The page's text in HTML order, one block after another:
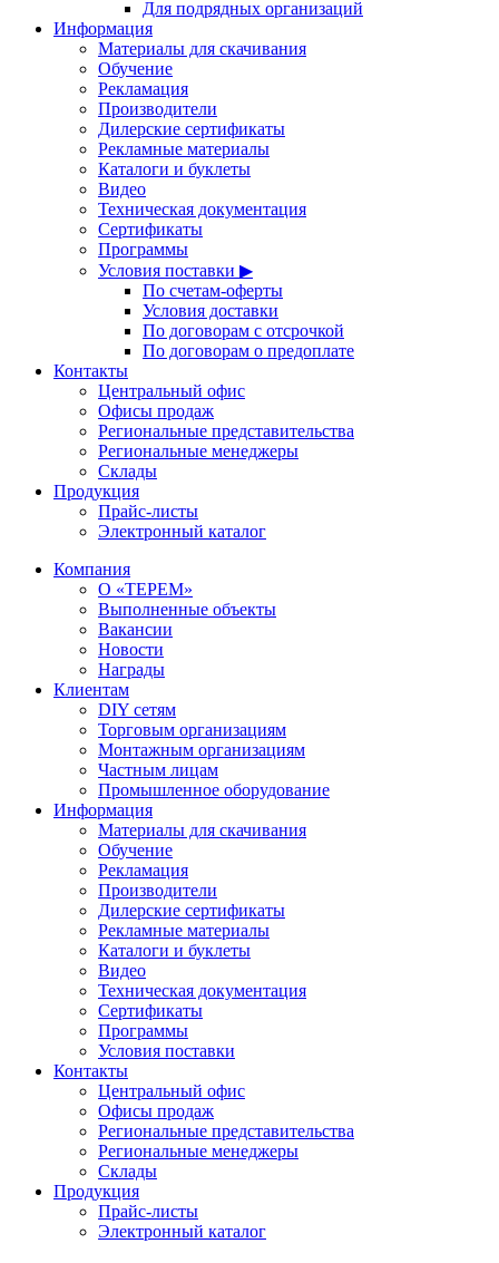
Для подрядных организаций
Информация
Материалы для скачивания
Обучение
Рекламация
Производители
Дилерские сертификаты
Рекламные материалы
Каталоги и буклеты
Видео
Техническая документация
Сертификаты
Программы
Условия поставки ▶
По счетам-оферты
Условия доставки
По договорам с отсрочкой
По договорам о предоплате
Контакты
Центральный офис
Офисы продаж
Региональные представительства
Региональные менеджеры
Склады
Продукция
Прайс-листы
Электронный каталог
Компания
О «ТЕРЕМ»
Выполненные объекты
Вакансии
Новости
Награды
Клиентам
DIY сетям
Торговым организациям
Монтажным организациям
Частным лицам
Промышленное оборудование
Информация
Материалы для скачивания
Обучение
Рекламация
Производители
Дилерские сертификаты
Рекламные материалы
Каталоги и буклеты
Видео
Техническая документация
Сертификаты
Программы
Условия поставки
Контакты
Центральный офис
Офисы продаж
Региональные представительства
Региональные менеджеры
Склады
Продукция
Прайс-листы
Электронный каталог